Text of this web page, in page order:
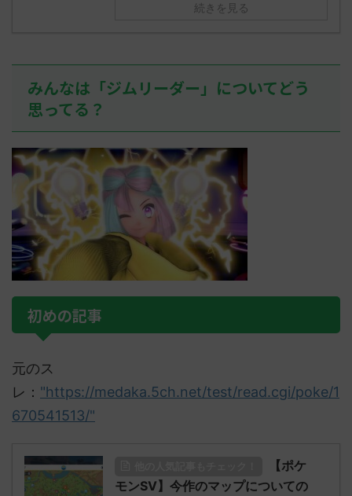
続きを見る
みんなは「ジムリーダー」についてどう
思ってる？
初めの記事
元のス
レ： "https://medaka.5ch.net/test/read.cgi/poke/1
670541513/"
【ポケ
モンSV】今作のマップについての